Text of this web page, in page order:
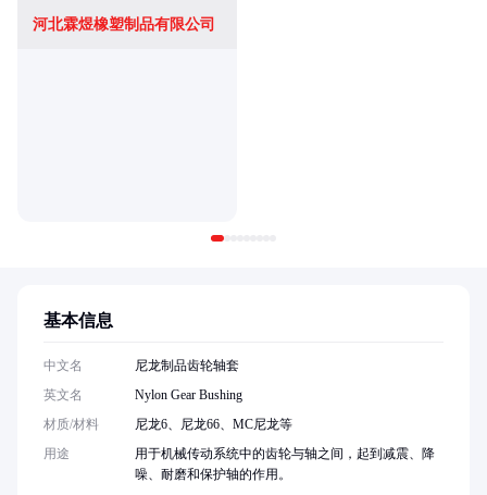
河北霖煜橡塑制品有限公司
基本信息
中文名
尼龙制品齿轮轴套
英文名
Nylon Gear Bushing
材质/材料
尼龙6、尼龙66、MC尼龙等
用途
用于机械传动系统中的齿轮与轴之间，起到减震、降
噪、耐磨和保护轴的作用。